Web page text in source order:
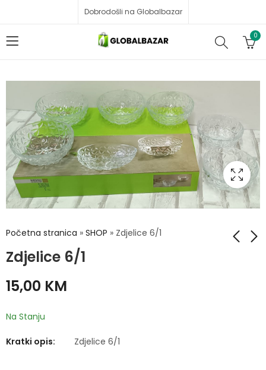
Dobrodošli na Globalbazar
0
Početna stranica » SHOP » Zdjelice 6/1
Zdjelice 6/1
15,00 KM
Na Stanju
Kratki opis: Zdjelice 6/1